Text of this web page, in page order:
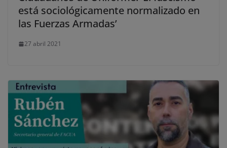
está sociológicamente normalizado en
las Fuerzas Armadas’
27 abril 2021